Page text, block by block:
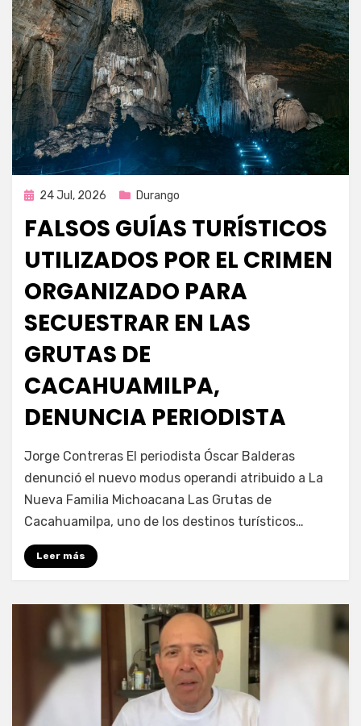
Publicada
24 Jul, 2026 Durango
FALSOS GUÍAS TURÍSTICOS
UTILIZADOS POR EL CRIMEN
ORGANIZADO PARA
SECUESTRAR EN LAS
GRUTAS DE
CACAHUAMILPA,
DENUNCIA PERIODISTA
Fernando Miranda Servín
Jorge Contreras El periodista Óscar Balderas
denunció el nuevo modus operandi atribuido a La
Nueva Familia Michoacana Las Grutas de
Cacahuamilpa, uno de los destinos turísticos…
Leer más